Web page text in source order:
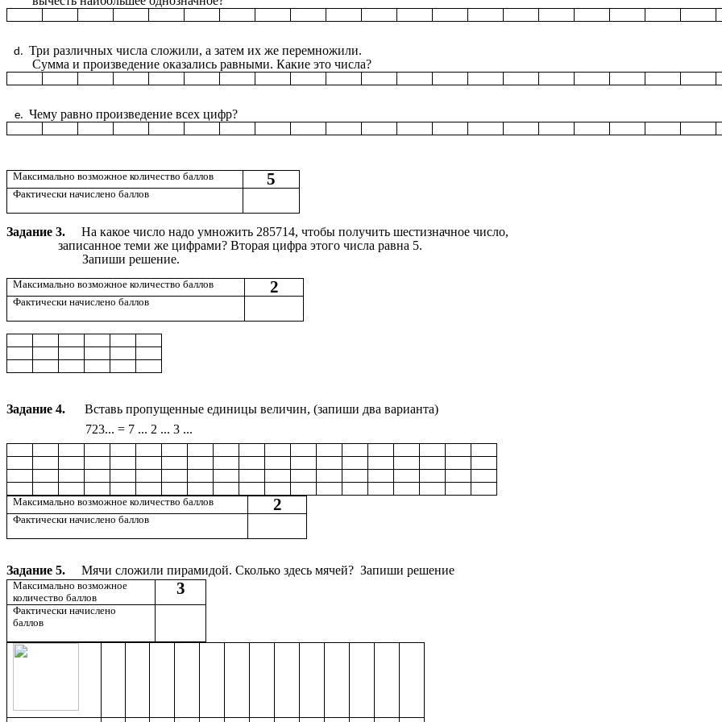
Три различных числа сложили, а затем их же перемножили.
Сумма и произведение оказались равными. Какие это числа?
Чему равно произведение всех цифр?
Максимально возможное количество баллов 5
Фактически начислено баллов
Задание 3. На какое число надо умножить 285714, чтобы получить шестизначное число,
записанное теми же цифрами? Вторая цифра этого числа равна 5.
Запиши решение.
Максимально возможное количество баллов 2
Фактически начислено баллов
Задание 4.
Вставь пропущенные единицы величин, (запиши два варианта)
723... = 7 ... 2 ... 3 ...
Максимально возможное количество баллов 2
Фактически начислено баллов
Задание 5. Мячи сложили пирамидой. Сколько здесь мячей? Запиши решение
Максимально возможное
количество баллов
3
Фактически начислено
баллов